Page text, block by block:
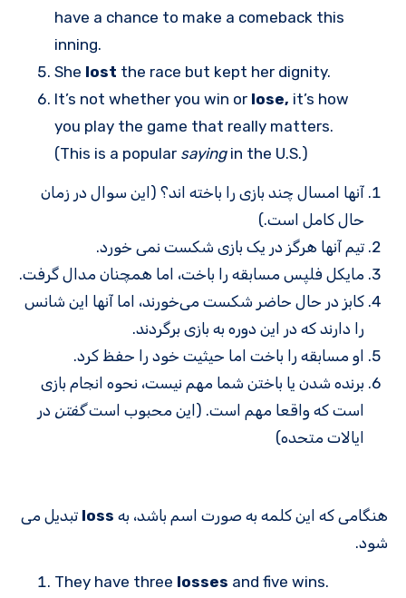
have a chance to make a comeback this
inning.
She lost the race but kept her dignity.
It’s not whether you win or lose, it’s how
you play the game that really matters.
(This is a popular sayingin the U.S.)
آنها امسال چند بازی را باخته اند؟ (این سوال در زمان
حال کامل است.)
تیم آنها هرگز در یک بازی شکست نمی خورد.
مایکل فلپس مسابقه را باخت، اما همچنان مدال گرفت.
کابز در حال حاضر شکست می‌خورند، اما آنها این شانس
را دارند که در این دوره به بازی برگردند.
او مسابقه را باخت اما حیثیت خود را حفظ کرد.
برنده شدن یا باختن شما مهم نیست، نحوه انجام بازی
است که واقعا مهم است. (این محبوب استگفتن در
ایالات متحده)
هنگامی که این کلمه به صورت اسم باشد، به loss تبدیل می
شود.
They have three losses and five wins.